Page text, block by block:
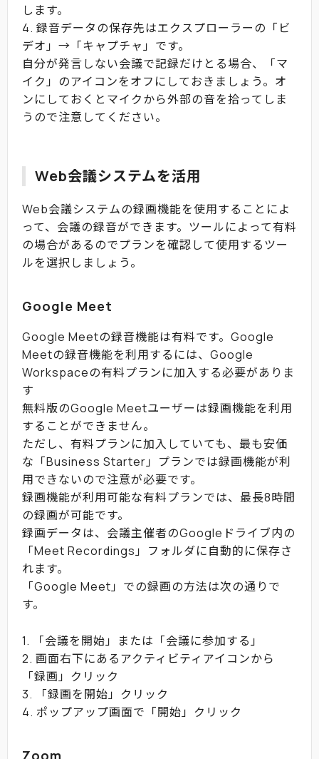
します。
4. 録音データの保存先はエクスプローラーの「ビ
デオ」→「キャプチャ」です。
自分が発言しない会議で記録だけとる場合、「マ
イク」のアイコンをオフにしておきましょう。オ
ンにしておくとマイクから外部の音を拾ってしま
うので注意してください。
Web会議システムを活用
Web会議システムの録画機能を使用することによ
って、会議の録音ができます。ツールによって有料
の場合があるのでプランを確認して使用するツー
ルを選択しましょう。
Google Meet
Google Meetの録音機能は有料です。Google
Meetの録音機能を利用するには、Google
Workspaceの有料プランに加入する必要がありま
す
無料版のGoogle Meetユーザーは録画機能を利用
することができません。
ただし、有料プランに加入していても、最も安価
な「Business Starter」プランでは録画機能が利
用できないので注意が必要です。
録画機能が利用可能な有料プランでは、最長8時間
の録画が可能です。
録画データは、会議主催者のGoogleドライブ内の
「Meet Recordings」フォルダに自動的に保存さ
れます。
「Google Meet」での録画の方法は次の通りで
す。
1. 「会議を開始」または「会議に参加する」
2. 画面右下にあるアクティビティアイコンから
「録画」クリック
3. 「録画を開始」クリック
4. ポップアップ画面で「開始」クリック
Zoom